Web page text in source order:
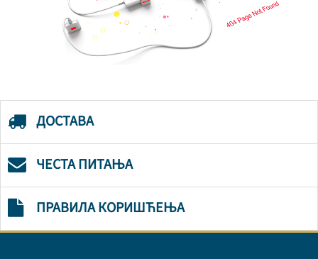
ДОСТАВА
ЧЕСТА ПИТАЊА
ПРАВИЛА КОРИШЋЕЊА